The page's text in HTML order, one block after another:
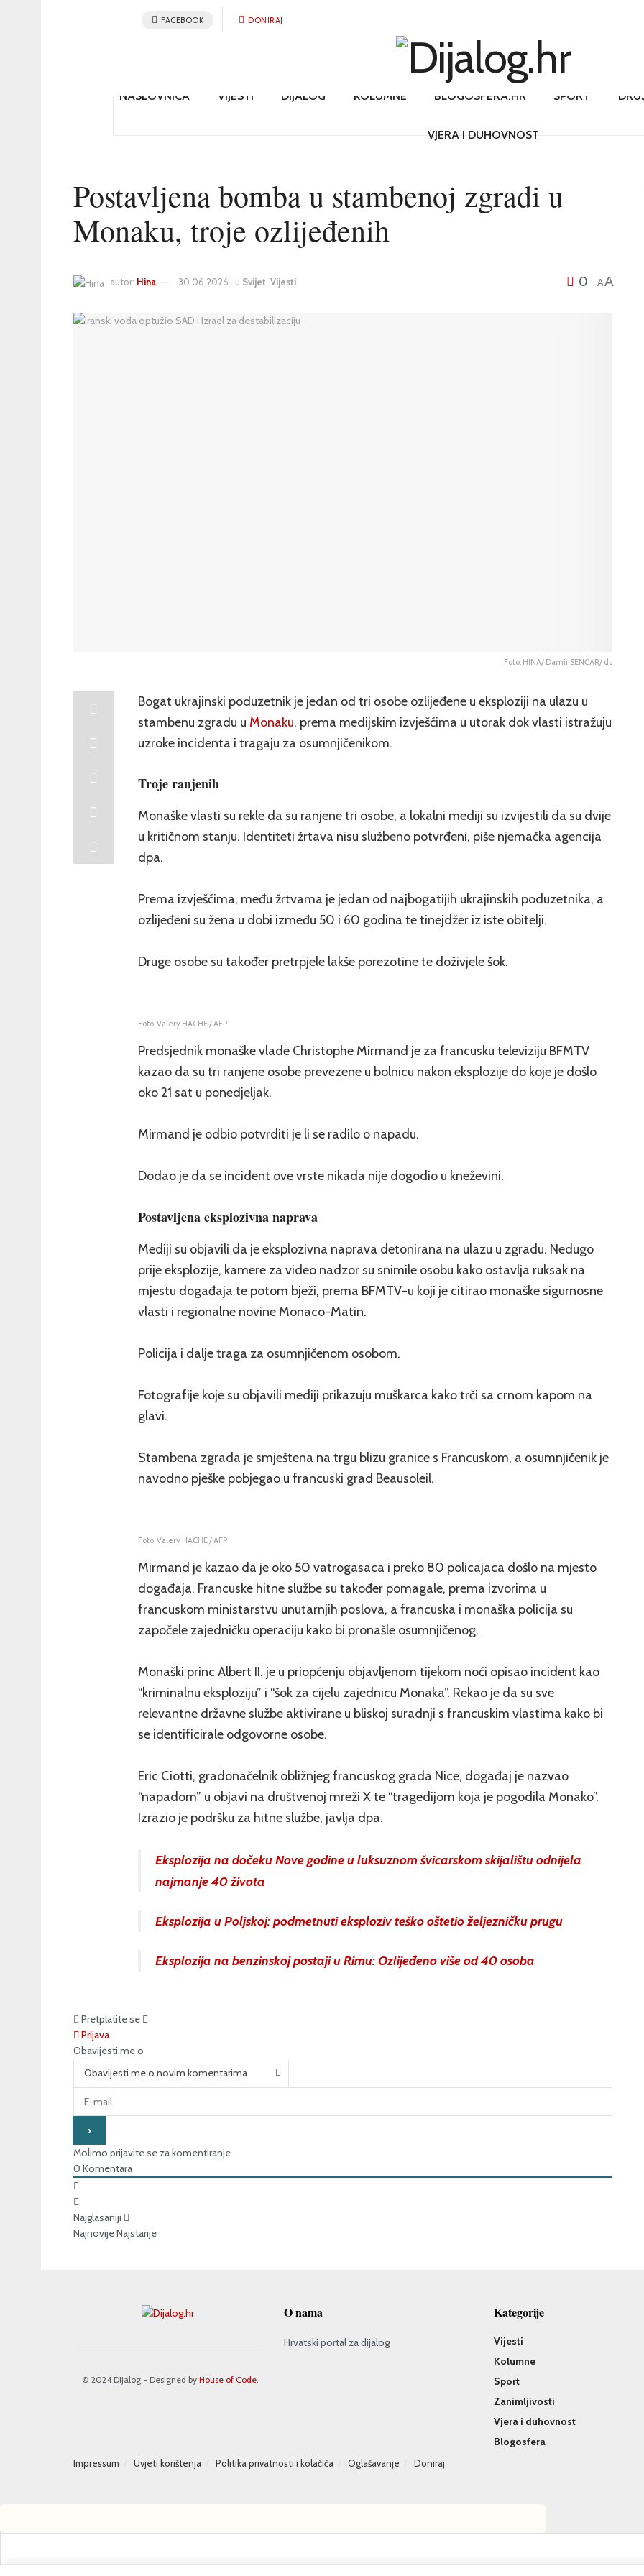
FACEBOOK DONIRAJ
NASLOVNICA VIJESTI DIJALOG KOLUMNE BLOGOSFERA.HR SPORT
VJERA I DUHOVNOST
Postavljena bomba u stambenoj zgradi u
Monaku, troje ozlijeđenih
autor: Hina 30.06.2026 u Svijet Vijesti 0 AA
Foto: HINA/ Damir SENČAR/ ds
Bogat ukrajinski poduzetnik je jedan od tri osobe ozlijeđene u eksploziji na ulazu u
stambenu zgradu u Monaku, prema medijskim izvješćima u utorak dok vlasti istražuju
uzroke incidenta i tragaju za osumnjičenikom.
Troje ranjenih
Monaške vlasti su rekle da su ranjene tri osobe, a lokalni mediji su izvijestili da su dvije
u kritičnom stanju. Identiteti žrtava nisu službeno potvrđeni, piše njemačka agencija
dpa.
Prema izvješćima, među žrtvama je jedan od najbogatijih ukrajinskih poduzetnika, a
ozlijeđeni su žena u dobi između 50 i 60 godina te tinejdžer iz iste obitelji.
Druge osobe su također pretrpjele lakše porezotine te doživjele šok.
Foto: Valery HACHE / AFP
Predsjednik monaške vlade Christophe Mirmand je za francusku televiziju BFMTV
kazao da su tri ranjene osobe prevezene u bolnicu nakon eksplozije do koje je došlo
oko 21 sat u ponedjeljak.
Mirmand je odbio potvrditi je li se radilo o napadu.
Dodao je da se incident ove vrste nikada nije dogodio u kneževini.
Postavljena eksplozivna naprava
Mediji su objavili da je eksplozivna naprava detonirana na ulazu u zgradu. Nedugo
prije eksplozije, kamere za video nadzor su snimile osobu kako ostavlja ruksak na
mjestu događaja te potom bježi, prema BFMTV-u koji je citirao monaške sigurnosne
vlasti i regionalne novine Monaco-Matin.
Policija i dalje traga za osumnjičenom osobom.
Fotografije koje su objavili mediji prikazuju muškarca kako trči sa crnom kapom na
glavi.
Stambena zgrada je smještena na trgu blizu granice s Francuskom, a osumnjičenik je
navodno pješke pobjegao u francuski grad Beausoleil.
Foto: Valery HACHE / AFP
Mirmand je kazao da je oko 50 vatrogasaca i preko 80 policajaca došlo na mjesto
događaja. Francuske hitne službe su također pomagale, prema izvorima u
francuskom ministarstvu unutarnjih poslova, a francuska i monaška policija su
započele zajedničku operaciju kako bi pronašle osumnjičenog.
Monaški princ Albert II. je u priopćenju objavljenom tijekom noći opisao incident kao
“kriminalnu eksploziju” i “šok za cijelu zajednicu Monaka”. Rekao je da su sve
relevantne državne službe aktivirane u bliskoj suradnji s francuskim vlastima kako bi
se identificirale odgovorne osobe.
Eric Ciotti, gradonačelnik obližnjeg francuskog grada Nice, događaj je nazvao
“napadom” u objavi na društvenoj mreži X te “tragedijom koja je pogodila Monako”.
Izrazio je podršku za hitne službe, javlja dpa.
Eksplozija na dočeku Nove godine u luksuznom švicarskom skijalištu odnijela
najmanje 40 života
Eksplozija u Poljskoj: podmetnuti eksploziv teško oštetio željezničku prugu
Eksplozija na benzinskoj postaji u Rimu: Ozlijeđeno više od 40 osoba
Pretplatite se
Prijava
Obavijesti me o
Obavijesti me o novim komentarima
Molimo prijavite se za komentiranje
0 Komentara
Najglasaniji
NajnovijeNajstarije
© 2024 Dijalog - Designed by House of Code.
O nama
Hrvatski portal za dijalog
Kategorije
Vijesti
Kolumne
Sport
Zanimljivosti
Vjera i duhovnost
Blogosfera
Impressum Uvjeti korištenja Politika privatnosti i kolačića Oglašavanje Doniraj